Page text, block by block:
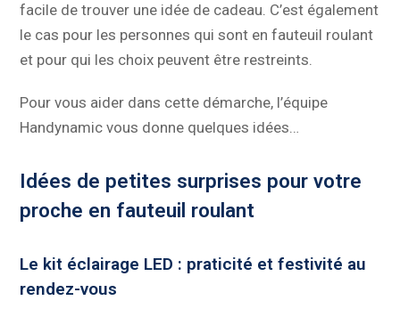
facile de trouver une idée de cadeau. C’est également
le cas pour les personnes qui sont en fauteuil roulant
et pour qui les choix peuvent être restreints.
Pour vous aider dans cette démarche, l’équipe
Handynamic vous donne quelques idées…
Idées de petites surprises pour votre
proche en fauteuil roulant
Le kit éclairage LED : praticité et festivité au
rendez-vous